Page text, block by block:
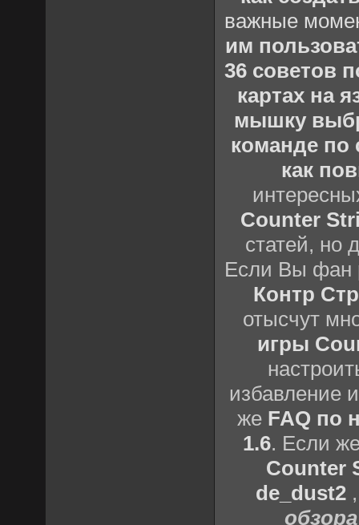
важные
им
36 советов
картах на
мышку
команде по
как
Counter
статей, но
Если Вы фан
Контр
отысчут
игры
избавление
же FAQ по
1.6. Если
Counter
de_dust2